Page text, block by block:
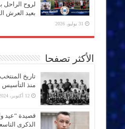
لروح الراحل
بعيد العرش
31 يوليو، 2026
الأكثر تصفحا
تاريخ
منذ التأسيس
12 أكتوبر، 2024
قصيدة “عيد
الذكرى